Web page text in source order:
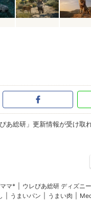
あ総研」更新情報が受け取
マ* ウレぴあ総研 ディズニ
うまいパン うまい肉